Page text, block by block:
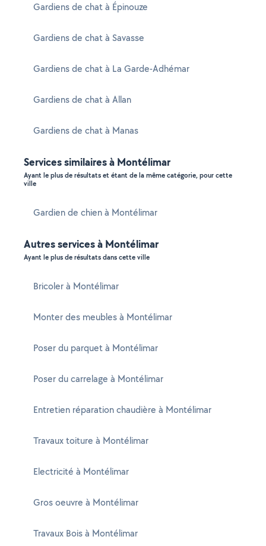
Gardiens de chat à Épinouze
Gardiens de chat à Savasse
Gardiens de chat à La Garde-Adhémar
Gardiens de chat à Allan
Gardiens de chat à Manas
Services similaires à Montélimar
Ayant le plus de résultats et étant de la même catégorie, pour cette
ville
Gardien de chien à Montélimar
Autres services à Montélimar
Ayant le plus de résultats dans cette ville
Bricoler à Montélimar
Monter des meubles à Montélimar
Poser du parquet à Montélimar
Poser du carrelage à Montélimar
Entretien réparation chaudière à Montélimar
Travaux toiture à Montélimar
Electricité à Montélimar
Gros oeuvre à Montélimar
Travaux Bois à Montélimar